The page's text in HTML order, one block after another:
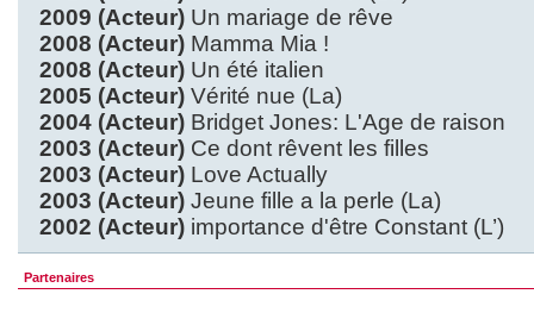
2009 (Acteur) Un mariage de rêve
2008 (Acteur) Mamma Mia !
2008 (Acteur) Un été italien
2005 (Acteur) Vérité nue (La)
2004 (Acteur) Bridget Jones: L'Age de raison
2003 (Acteur) Ce dont rêvent les filles
2003 (Acteur) Love Actually
2003 (Acteur) Jeune fille a la perle (La)
2002 (Acteur) importance d'être Constant (L’)
Partenaires